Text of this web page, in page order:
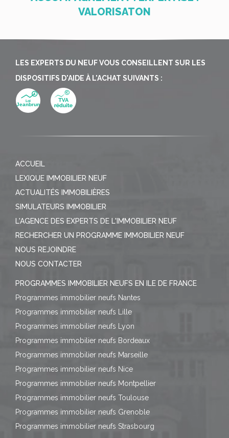
VALORISATON
LES EXPERTS DU NEUF VOUS CONSEILLENT SUR LES
DISPOSITIFS D'AIDE À L'ACHAT SUIVANTS :
ACCUEIL
LEXIQUE IMMOBILIER NEUF
ACTUALITÉS IMMOBILIÈRES
SIMULATEURS IMMOBILIER
L'AGENCE DES EXPERTS DE L'IMMOBILIER NEUF
RECHERCHER UN PROGRAMME IMMOBILIER NEUF
NOUS REJOINDRE
NOUS CONTACTER
PROGRAMMES IMMOBILIER NEUFS EN ILE DE FRANCE
Programmes immobilier neufs Nantes
Programmes immobilier neufs Lille
Programmes immobilier neufs Lyon
Programmes immobilier neufs Bordeaux
Programmes immobilier neufs Marseille
Programmes immobilier neufs Nice
Programmes immobilier neufs Montpellier
Programmes immobilier neufs Toulouse
Programmes immobilier neufs Grenoble
Programmes immobilier neufs Strasbourg